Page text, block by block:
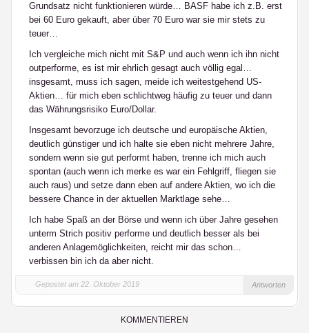
Grundsatz nicht funktionieren würde… BASF habe ich z.B. erst
bei 60 Euro gekauft, aber über 70 Euro war sie mir stets zu
teuer…
Ich vergleiche mich nicht mit S&P und auch wenn ich ihn nicht
outperforme, es ist mir ehrlich gesagt auch völlig egal…
insgesamt, muss ich sagen, meide ich weitestgehend US-
Aktien… für mich eben schlichtweg häufig zu teuer und dann
das Währungsrisiko Euro/Dollar.
Insgesamt bevorzuge ich deutsche und europäische Aktien,
deutlich günstiger und ich halte sie eben nicht mehrere Jahre,
sondern wenn sie gut performt haben, trenne ich mich auch
spontan (auch wenn ich merke es war ein Fehlgriff, fliegen sie
auch raus) und setze dann eben auf andere Aktien, wo ich die
bessere Chance in der aktuellen Marktlage sehe…
Ich habe Spaß an der Börse und wenn ich über Jahre gesehen
unterm Strich positiv performe und deutlich besser als bei
anderen Anlagemöglichkeiten, reicht mir das schon…
verbissen bin ich da aber nicht.
Gepostet am 22. Oktober 2019 Antworten
KOMMENTIEREN